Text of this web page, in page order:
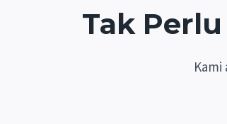
Tak